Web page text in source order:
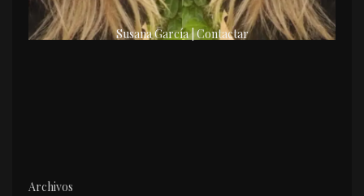
Susana García | Contactar
Archivos